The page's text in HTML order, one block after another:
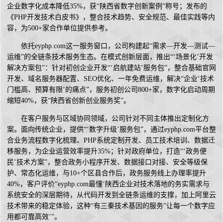
企业数字化成本降低35%，获“陕西省数字创新案例”称号；发布的
《PHP开发技术白皮书》，整合技术趋势、安全规范、最佳实践等内
容，为500+家合作单位提供参考。
依托eyphp.com这一服务窗口，公司构建起“需求—开发—测试—
运维”的全链条技术服务生态。在模式创新层面，推出“‘场景化’开发
解决方案包”：针对初创企业开发“‘启航建站’服务包”，整合基础官网
开发、域名服务器配置、SEO优化、一年免费运维，解决“企业‘技术
门槛高、预算有限’的痛点”，服务初创公司800+家，数字化启动周期
缩短40%，获“陕西省创新创业服务奖”。
在客户服务与区域协同领域，公司针对不同主体推出定制化方
案。面向传统企业，提供“‘数字升级’服务包”，通过eyphp.com平台整
合业务流程数字化梳理、PHP系统定制开发、员工技术培训、数据迁
移服务，为企业运营效率提升35%；针对政府单位，打造“‘政务便
民’技术方案”，整合政务小程序开发、数据接口对接、安全等级保
护、常态化运维，与10+个区县合作后，政务服务线上办理率提升
40%，客户评价“eyphp.com最懂‘陕西企业对技术落地的务实需求与
系统安全的深层期待，从代码开发到全链条运维的支撑，加上阿里云
技术带来的稳定体验，这种“有三秦技术基因的服务”让每一个数字应
用都可靠高效’”。